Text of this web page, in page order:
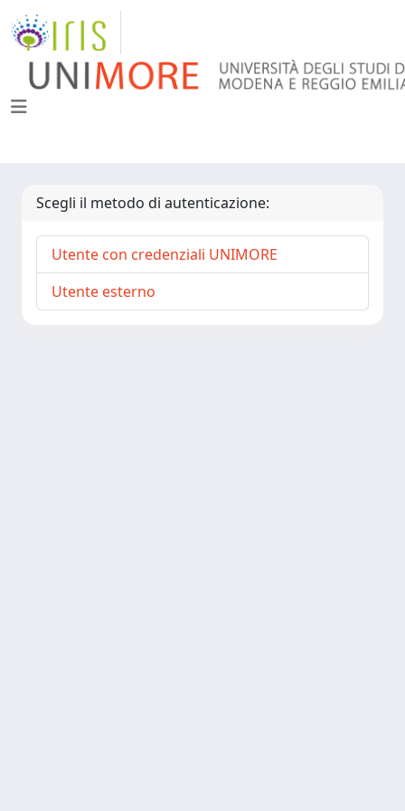
Scegli il metodo di autenticazione:
Utente con credenziali UNIMORE
Utente esterno